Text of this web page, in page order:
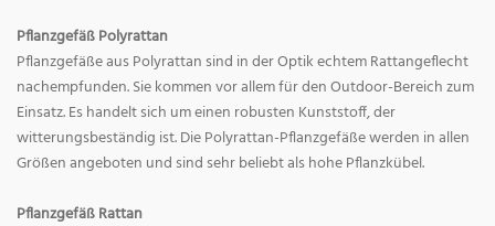
Pflanzgefäß Polyrattan
Pflanzgefäße aus Polyrattan sind in der Optik echtem Rattangeflecht
nachempfunden. Sie kommen vor allem für den Outdoor-Bereich zum
Einsatz. Es handelt sich um einen robusten Kunststoff, der
witterungsbeständig ist. Die Polyrattan-Pflanzgefäße werden in allen
Größen angeboten und sind sehr beliebt als hohe Pflanzkübel.
Pflanzgefäß Rattan